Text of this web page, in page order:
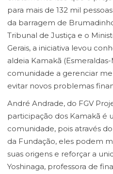
para mais de 132 mil
da barragem de
Tribunal de Justiça e o
Gerais, a iniciativa levou
aldeia Kamakã
comunidade a gerenciar
evitar novos problemas
André Andrade, do FGV
participação dos Kamakã é
comunidade, pois através
da Fundação, eles podem
suas origens e reforçar a
Yoshinaga, professora de